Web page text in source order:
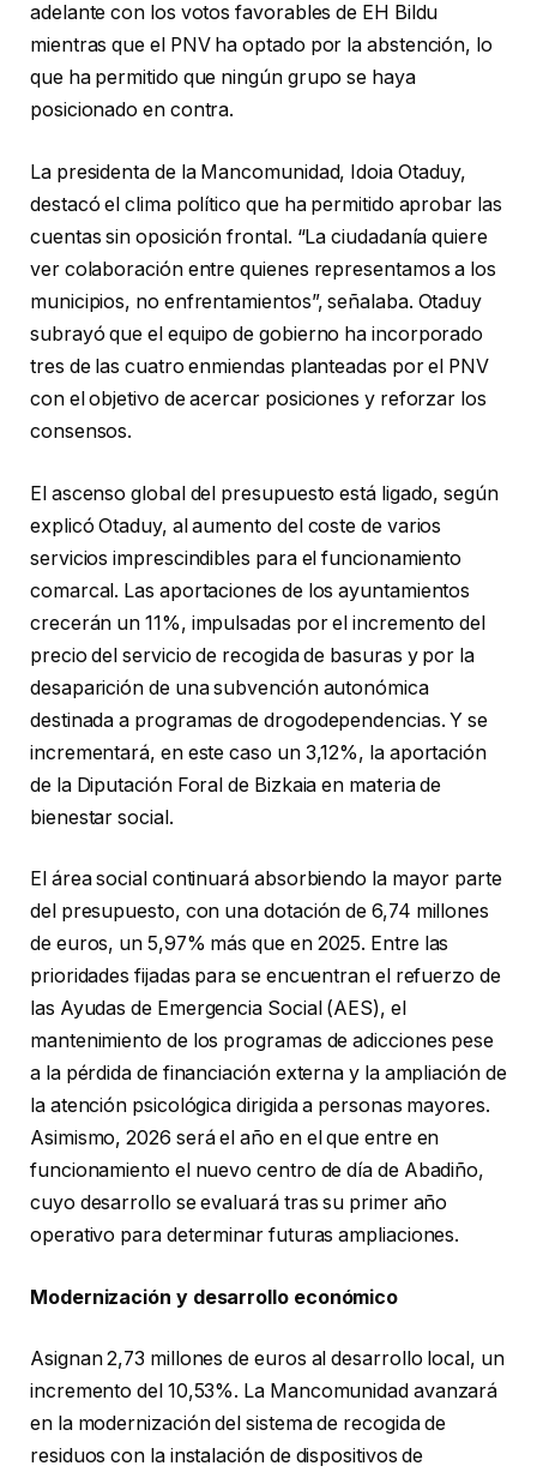
adelante con los votos favorables de EH Bildu
mientras que el PNV ha optado por la abstención, lo
que ha permitido que ningún grupo se haya
posicionado en contra.
La presidenta de la Mancomunidad, Idoia Otaduy,
destacó el clima político que ha permitido aprobar las
cuentas sin oposición frontal. “La ciudadanía quiere
ver colaboración entre quienes representamos a los
municipios, no enfrentamientos”, señalaba. Otaduy
subrayó que el equipo de gobierno ha incorporado
tres de las cuatro enmiendas planteadas por el PNV
con el objetivo de acercar posiciones y reforzar los
consensos.
El ascenso global del presupuesto está ligado, según
explicó Otaduy, al aumento del coste de varios
servicios imprescindibles para el funcionamiento
comarcal. Las aportaciones de los ayuntamientos
crecerán un 11%, impulsadas por el incremento del
precio del servicio de recogida de basuras y por la
desaparición de una subvención autonómica
destinada a programas de drogodependencias. Y se
incrementará, en este caso un 3,12%, la aportación
de la Diputación Foral de Bizkaia en materia de
bienestar social.
El área social continuará absorbiendo la mayor parte
del presupuesto, con una dotación de 6,74 millones
de euros, un 5,97% más que en 2025. Entre las
prioridades fijadas para se encuentran el refuerzo de
las Ayudas de Emergencia Social (AES), el
mantenimiento de los programas de adicciones pese
a la pérdida de financiación externa y la ampliación de
la atención psicológica dirigida a personas mayores.
Asimismo, 2026 será el año en el que entre en
funcionamiento el nuevo centro de día de Abadiño,
cuyo desarrollo se evaluará tras su primer año
operativo para determinar futuras ampliaciones.
Modernización y desarrollo económico
Asignan 2,73 millones de euros al desarrollo local, un
incremento del 10,53%. La Mancomunidad avanzará
en la modernización del sistema de recogida de
residuos con la instalación de dispositivos de